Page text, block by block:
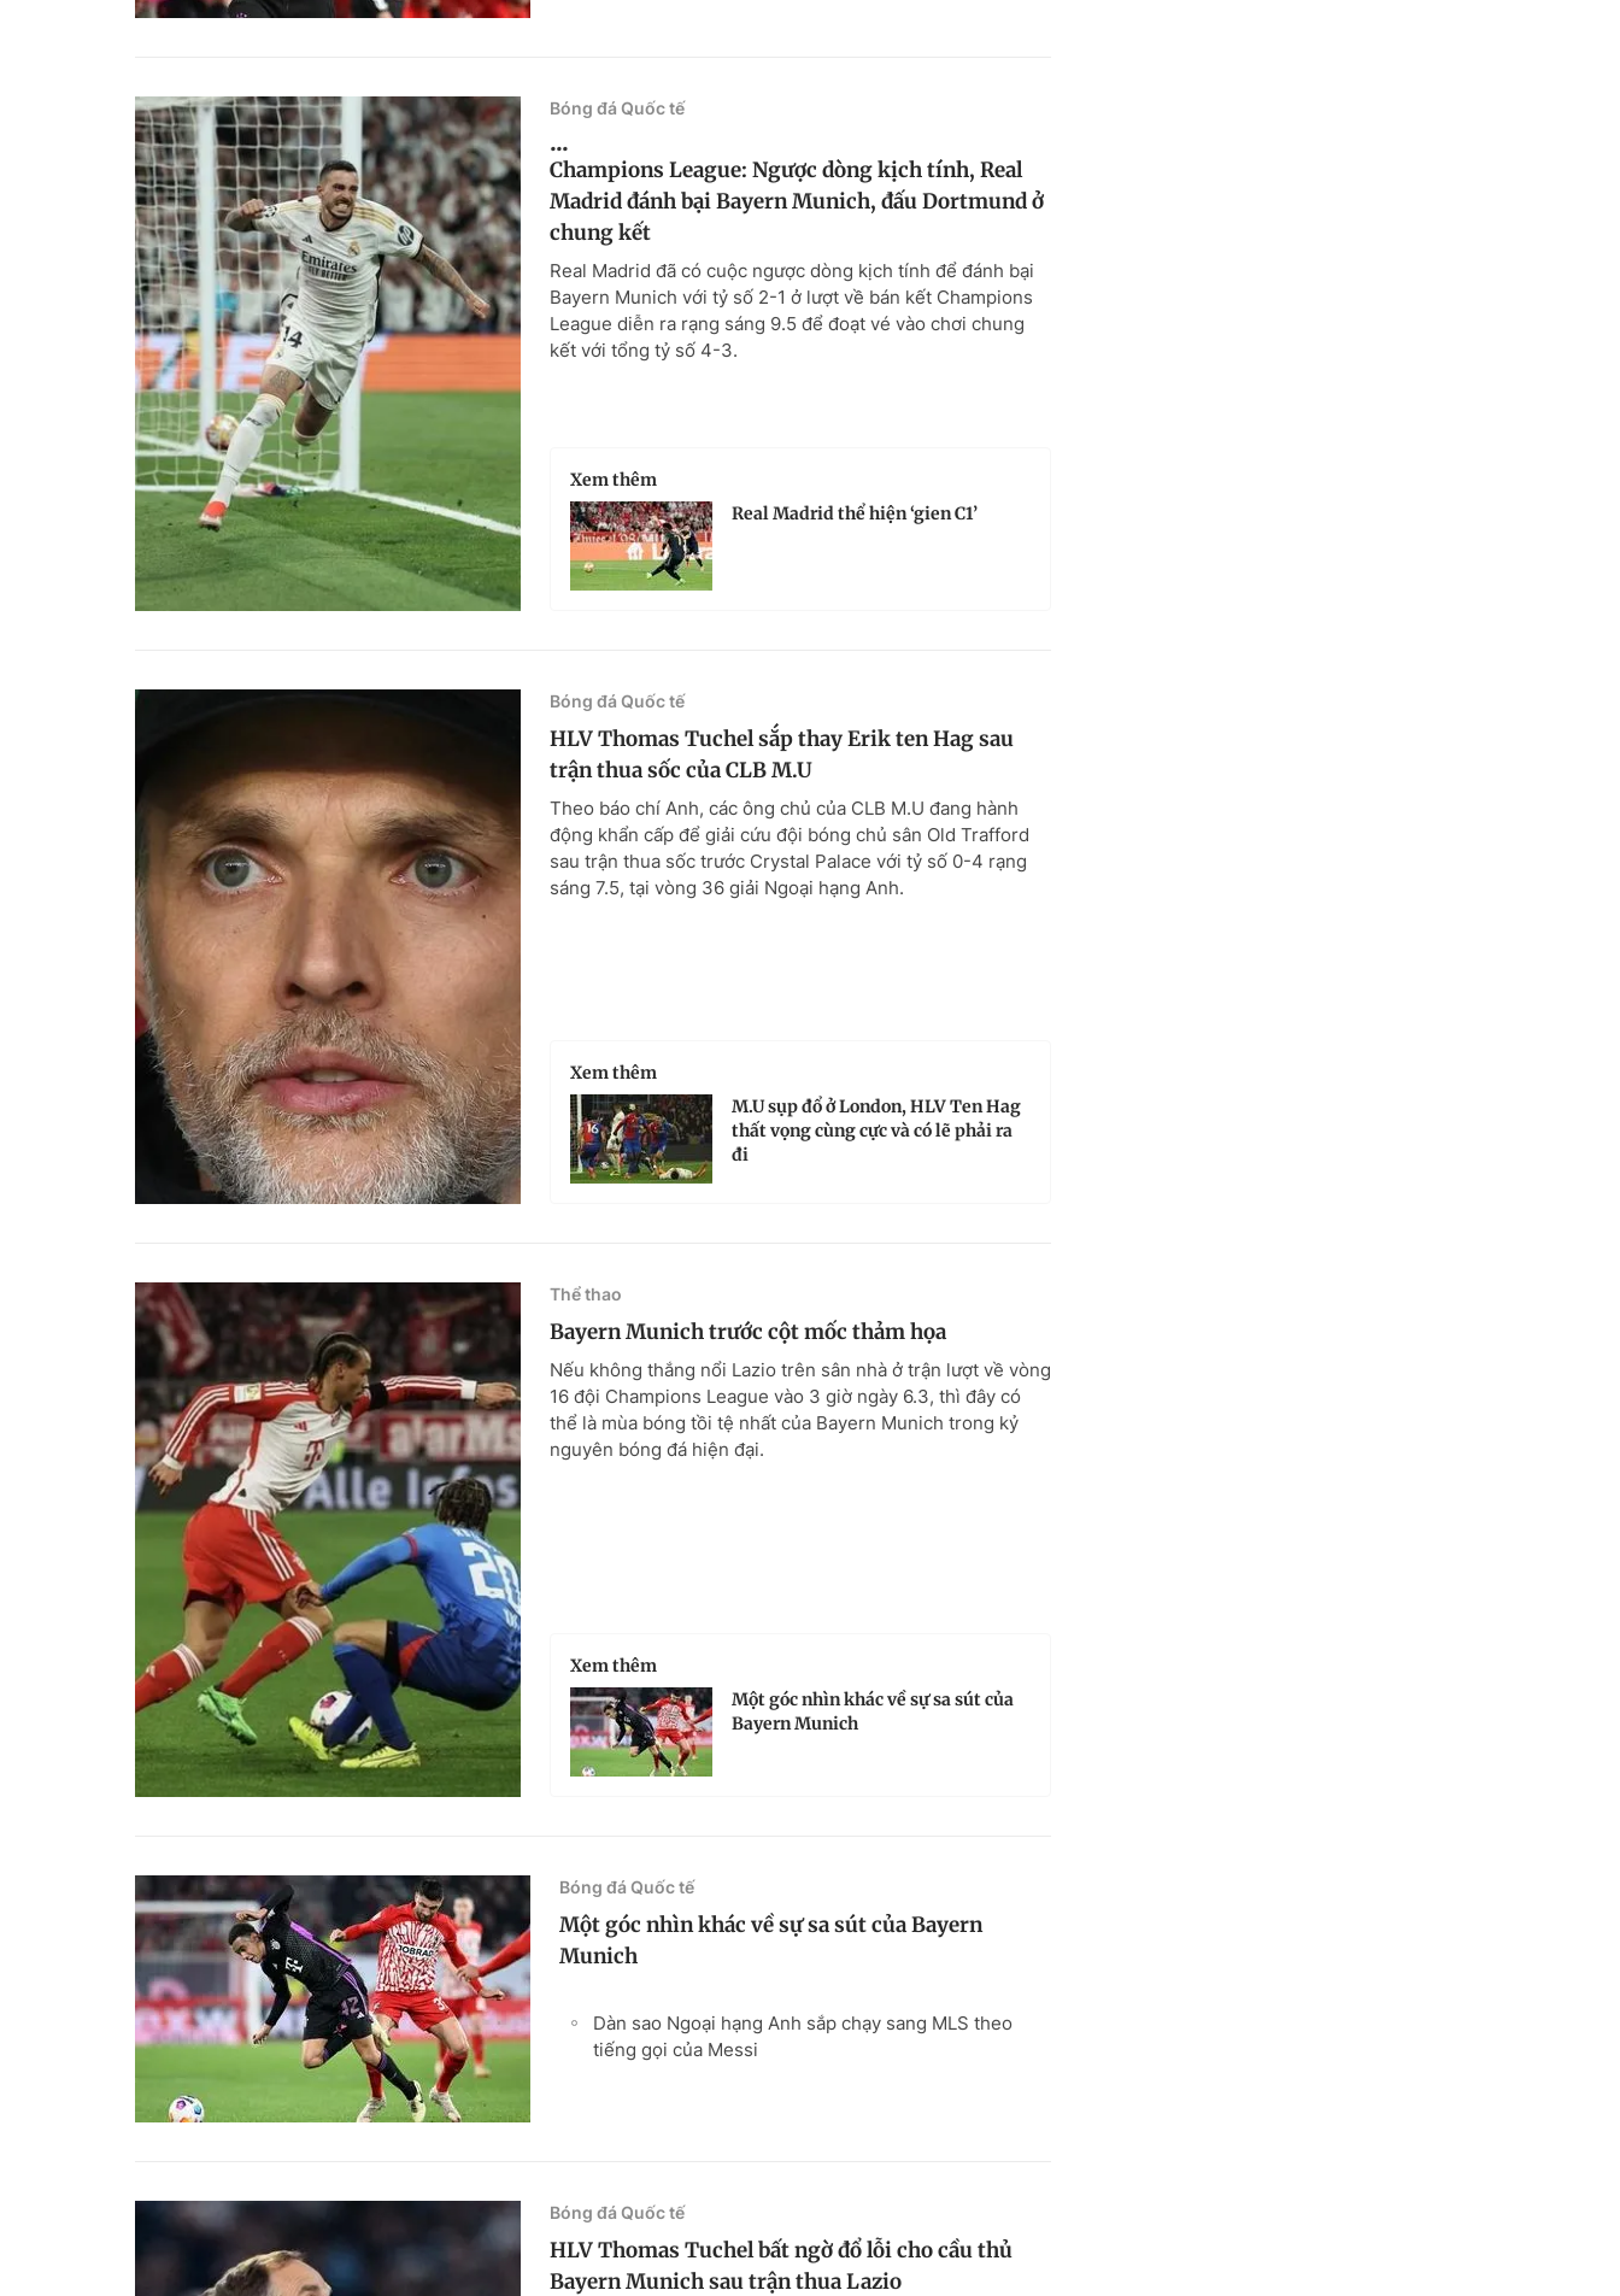
Bóng đá Quốc tế
...
Champions League: Ngược dòng kịch tính, Real
Madrid đánh bại Bayern Munich, đấu Dortmund ở
chung kết
Real Madrid đã có cuộc ngược dòng kịch tính để đánh bại
Bayern Munich với tỷ số 2-1 ở lượt về bán kết Champions
League diễn ra rạng sáng 9.5 để đoạt vé vào chơi chung
kết với tổng tỷ số 4-3.
Xem thêm
Real Madrid thể hiện ‘gien C1’
Bóng đá Quốc tế
HLV Thomas Tuchel sắp thay Erik ten Hag sau
trận thua sốc của CLB M.U
Theo báo chí Anh, các ông chủ của CLB M.U đang hành
động khẩn cấp để giải cứu đội bóng chủ sân Old Trafford
sau trận thua sốc trước Crystal Palace với tỷ số 0-4 rạng
sáng 7.5, tại vòng 36 giải Ngoại hạng Anh.
Xem thêm
M.U sụp đổ ở London, HLV Ten Hag
thất vọng cùng cực và có lẽ phải ra
đi
Thể thao
Bayern Munich trước cột mốc thảm họa
Nếu không thắng nổi Lazio trên sân nhà ở trận lượt về vòng
16 đội Champions League vào 3 giờ ngày 6.3, thì đây có
thể là mùa bóng tồi tệ nhất của Bayern Munich trong kỷ
nguyên bóng đá hiện đại.
Xem thêm
Một góc nhìn khác về sự sa sút của
Bayern Munich
Bóng đá Quốc tế
Một góc nhìn khác về sự sa sút của Bayern
Munich
Dàn sao Ngoại hạng Anh sắp chạy sang MLS theo
tiếng gọi của Messi
Bóng đá Quốc tế
HLV Thomas Tuchel bất ngờ đổ lỗi cho cầu thủ
Bayern Munich sau trận thua Lazio